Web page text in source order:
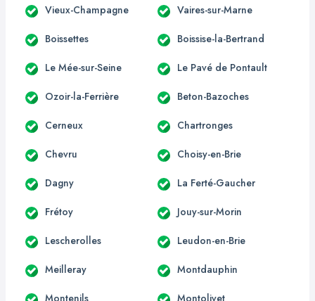
Vieux-Champagne Vaires-sur-Marne
Boissettes Boissise-la-Bertrand
Le Mée-sur-Seine Le Pavé de Pontault
Ozoir-la-Ferrière Beton-Bazoches
Cerneux Chartronges
Chevru Choisy-en-Brie
Dagny La Ferté-Gaucher
Frétoy Jouy-sur-Morin
Lescherolles Leudon-en-Brie
Meilleray Montdauphin
Montenils Montolivet